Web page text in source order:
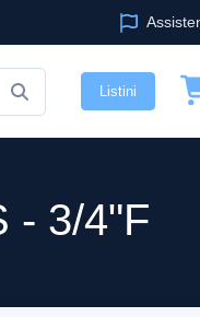
Listini
- 3/4"F